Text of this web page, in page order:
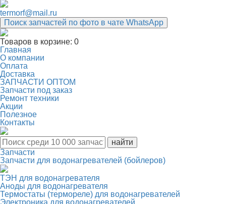
termorf@mail.ru
Поиск запчастей по фото в чате WhatsApp
Товаров в корзине: 0
Главная
О компании
Оплата
Доставка
ЗАПЧАСТИ ОПТОМ
Запчасти под заказ
Ремонт техники
Акции
Полезное
Контакты
Запчасти
Запчасти для водонагревателей (бойлеров)
ТЭН для водонагревателя
Аноды для водонагревателя
Термостаты (термореле) для водонагревателей
Электроника для водонагревателей